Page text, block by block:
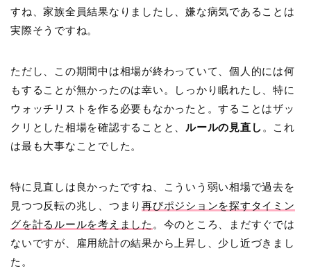
すね、家族全員結果なりましたし、嫌な病気であることは
実際そうですね。
ただし、この期間中は相場が終わっていて、個人的には何
もすることが無かったのは幸い。しっかり眠れたし、特に
ウォッチリストを作る必要もなかったと。することはザッ
クリとした相場を確認することと、 ルールの見直し 。これ
は最も大事なことでした。
特に見直しは良かったですね、こういう弱い相場で過去を
見つつ反転の兆し、つまり再びポジションを探すタイミン
グを計るルールを考えました 。今のところ、まだすぐでは
ないですが、雇用統計の結果から上昇し、少し近づきまし
た。